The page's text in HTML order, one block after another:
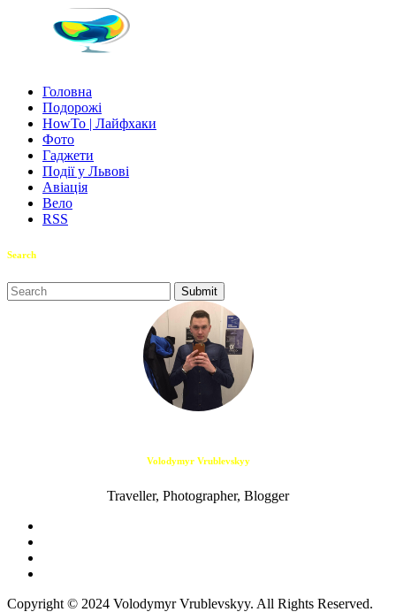
Головна
Подорожі
HowTo | Лайфхаки
Фото
Гаджети
Події у Львові
Авіація
Вело
RSS
Search
Volodymyr Vrublevskyy
Traveller, Photographer, Blogger
Copyright © 2024 Volodymyr Vrublevskyy. All Rights Reserved.